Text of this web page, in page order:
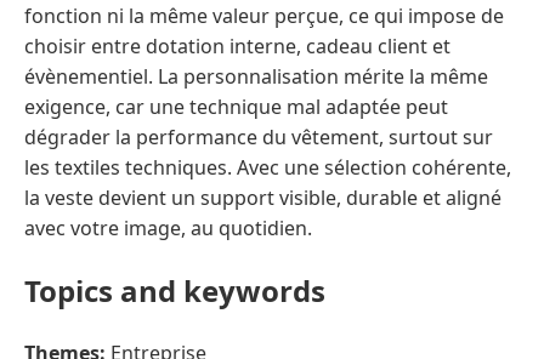
fonction ni la même valeur perçue, ce qui impose de
choisir entre dotation interne, cadeau client et
évènementiel. La personnalisation mérite la même
exigence, car une technique mal adaptée peut
dégrader la performance du vêtement, surtout sur
les textiles techniques. Avec une sélection cohérente,
la veste devient un support visible, durable et aligné
avec votre image, au quotidien.
Topics and keywords
Themes: Entreprise